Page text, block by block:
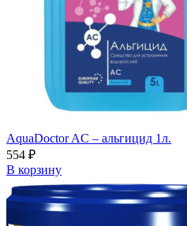
AquaDoctor AC – альгицид 1л.
554 ₽
В корзину